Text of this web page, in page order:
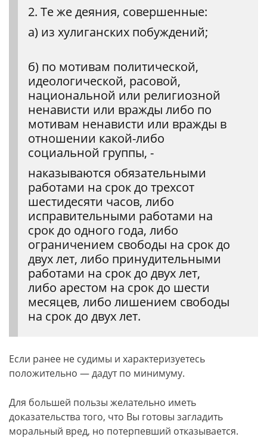
2. Те же деяния, совершенные:
а) из хулиганских побуждений;
б) по мотивам политической,
идеологической, расовой,
национальной или религиозной
ненависти или вражды либо по
мотивам ненависти или вражды в
отношении какой-либо
социальной группы, -
наказываются обязательными
работами на срок до трехсот
шестидесяти часов, либо
исправительными работами на
срок до одного года, либо
ограничением свободы на срок до
двух лет, либо принудительными
работами на срок до двух лет,
либо арестом на срок до шести
месяцев, либо лишением свободы
на срок до двух лет.
Если ранее не судимы и характеризуетесь
положительно — дадут по минимуму.
Для большей пользы желательно иметь
доказательства того, что Вы готовы загладить
моральный вред, но потерпевший отказывается.